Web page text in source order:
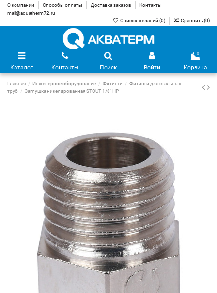
О компании Способы оплаты Доставка заказов
Контакты
mail@aquatherm72.ru
Список желаний (0) Сравнить (0)
Каталог Контакты Поиск Войти
0
Корзина
Главная Инженерное оборудование Фитинги
Фитинги для стальных
труб
Заглушка никелированная STOUT 1/8" НР